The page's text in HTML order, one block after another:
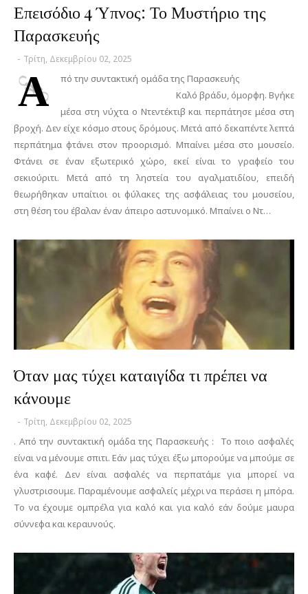
Επεισόδιο 4 Ύπνος: Το Μυστήριο της
Παρασκευής
- Τρίτη, Δεκεμβρίου 02, 2025
Α
πό την συντακτική ομάδα της Παρασκευής
Καλό βράδυ, όμορφη. Βγήκε
μέσα στη νύχτα ο Ντεντέκτιβ και περπάτησε μέσα στη
βροχή. Δεν είχε κόσμο στους δρόμους. Μετά από δεκαπέντε λεπτά
περπάτημα φτάνει στον προορισμό. Μπαίνει μέσα στο μουσείο.
Φτάνει σε έναν εξωτερικό χώρο, εκεί είναι το γραφείο του
σεκιούριτι. Μετά από τη ληστεία του αγαλματιδίου, επειδή
θεωρήθηκαν υπαίτιοι οι φύλακες της ασφάλειας του μουσείου,
στη θέση του έβαλαν έναν άπειρο αστυνομικό. Μπαίνει ο Ντ…
Όταν μας τύχει καταιγίδα τι πρέπει να
κάνουμε
- Τρίτη, Δεκεμβρίου 02, 2025
. Από την συντακτική ομάδα της Παρασκευής : Το ποιο ασφαλές
είναι να μένουμε σπιτι. Εάν μας τύχει έξω μπορούμε να μπούμε σε
ένα καφέ. Δεν είναι ασφαλές να περπατάμε για μπορεί να
γλυστρισουμε. Παραμένουμε ασφαλείς μέχρι να περάσει η μπόρα.
Το να έχουμε ομπρέλα για καλό και για καλό εάν δούμε μαυρα
σύννεφα και κεραυνούς.